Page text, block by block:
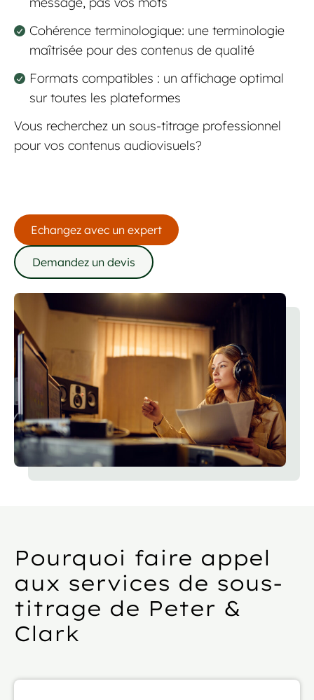
Cohérence terminologique: une terminologie
maîtrisée pour des contenus de qualité
Formats compatibles : un affichage optimal
sur toutes les plateformes
Vous recherchez un sous-titrage professionnel
pour vos contenus audiovisuels?
Echangez avec un expert
Demandez un devis
Pourquoi faire appel
aux services de sous-
titrage de Peter &
Clark